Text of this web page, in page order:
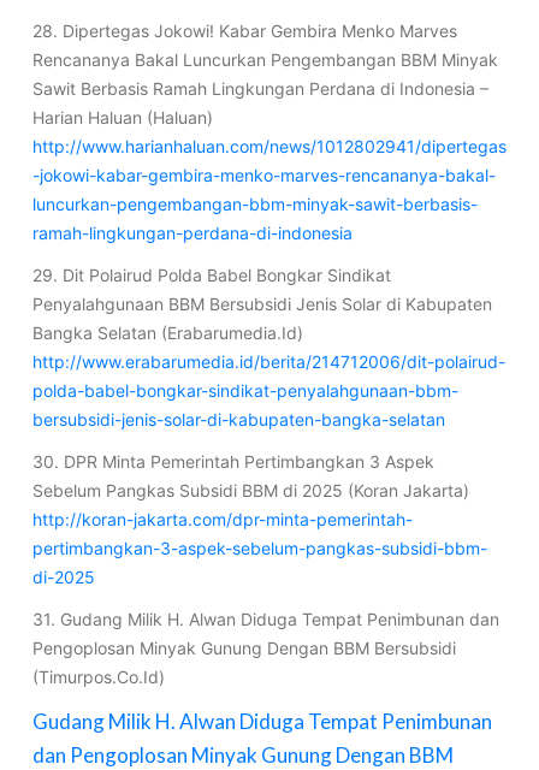
28. Dipertegas Jokowi! Kabar Gembira Menko Marves
Rencananya Bakal Luncurkan Pengembangan BBM Minyak
Sawit Berbasis Ramah Lingkungan Perdana di Indonesia –
Harian Haluan (Haluan)
http://www.harianhaluan.com/news/1012802941/dipertegas
-jokowi-kabar-gembira-menko-marves-rencananya-bakal-
luncurkan-pengembangan-bbm-minyak-sawit-berbasis-
ramah-lingkungan-perdana-di-indonesia
29. Dit Polairud Polda Babel Bongkar Sindikat
Penyalahgunaan BBM Bersubsidi Jenis Solar di Kabupaten
Bangka Selatan (Erabarumedia.Id)
http://www.erabarumedia.id/berita/214712006/dit-polairud-
polda-babel-bongkar-sindikat-penyalahgunaan-bbm-
bersubsidi-jenis-solar-di-kabupaten-bangka-selatan
30. DPR Minta Pemerintah Pertimbangkan 3 Aspek
Sebelum Pangkas Subsidi BBM di 2025 (Koran Jakarta)
http://koran-jakarta.com/dpr-minta-pemerintah-
pertimbangkan-3-aspek-sebelum-pangkas-subsidi-bbm-
di-2025
31. Gudang Milik H. Alwan Diduga Tempat Penimbunan dan
Pengoplosan Minyak Gunung Dengan BBM Bersubsidi
(Timurpos.Co.Id)
Gudang Milik H. Alwan Diduga Tempat Penimbunan
dan Pengoplosan Minyak Gunung Dengan BBM